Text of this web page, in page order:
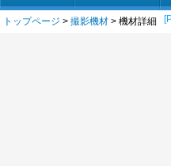
トップページ > 撮影機材 > 機材詳細